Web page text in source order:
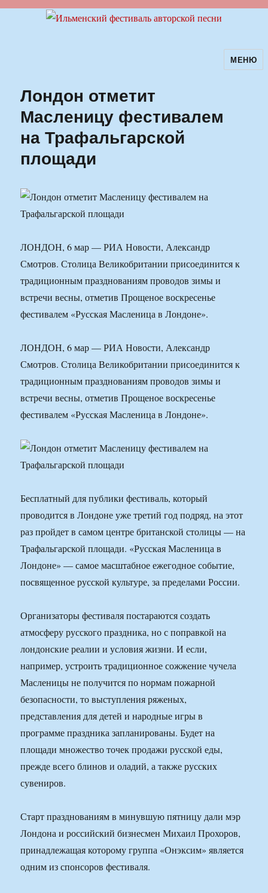
Ильменский фестиваль авторскойМЕНЮ
Лондон отметит
Масленицу фестивалем
на Трафальгарской
площади
ЛОНДОН, 6 мар — РИА Новости, Александр
Смотров. Столица Великобритании присоединится к
традиционным празднованиям проводов зимы и
встречи весны, отметив Прощеное воскресенье
фестивалем «Русская Масленица в Лондоне».
ЛОНДОН, 6 мар — РИА Новости, Александр
Смотров. Столица Великобритании присоединится к
традиционным празднованиям проводов зимы и
встречи весны, отметив Прощеное воскресенье
фестивалем «Русская Масленица в Лондоне».
Бесплатный для публики фестиваль, который
проводится в Лондоне уже третий год подряд, на этот
раз пройдет в самом центре британской столицы — на
Трафальгарской площади. «Русская Масленица в
Лондоне» — самое масштабное ежегодное событие,
посвященное русской культуре, за пределами России.
Организаторы фестиваля постараются создать
атмосферу русского праздника, но с поправкой на
лондонские реалии и условия жизни. И если,
например, устроить традиционное сожжение чучела
Масленицы не получится по нормам пожарной
безопасности, то выступления ряженых,
представления для детей и народные игры в
программе праздника запланированы. Будет на
площади множество точек продажи русской еды,
прежде всего блинов и оладий, а также русских
сувениров.
Старт празднованиям в минувшую пятницу дали мэр
Лондона и российский бизнесмен Михаил Прохоров,
принадлежащая которому группа «Онэксим» является
одним из спонсоров фестиваля.